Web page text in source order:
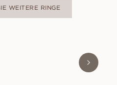
WEITERE RINGE